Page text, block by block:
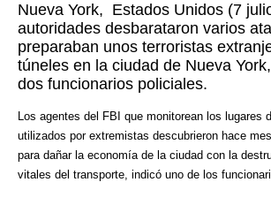
Nueva York, Estados Unidos (7
autoridades desbarataron varios
preparaban unos terroristas
túneles en la ciudad de Nueva
dos funcionarios policiales.
Los agentes del FBI que monitorean los lugares
utilizados por extremistas descubrieron hace
para dañar la economía de la ciudad con la
vitales del transporte, indicó uno de los